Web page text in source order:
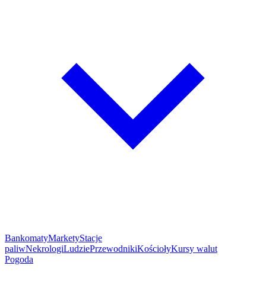
BankomatyMarketyStacje
paliwNekrologiLudziePrzewodnikiKościołyKursy walut
Pogoda